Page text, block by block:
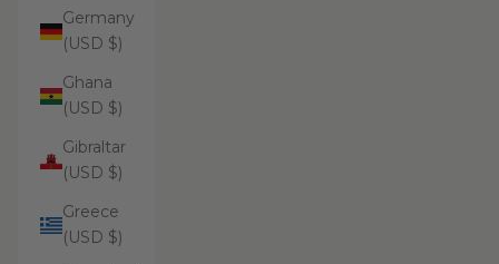
Germany
(USD $)
Ghana
(USD $)
Gibraltar
(USD $)
Greece
(USD $)